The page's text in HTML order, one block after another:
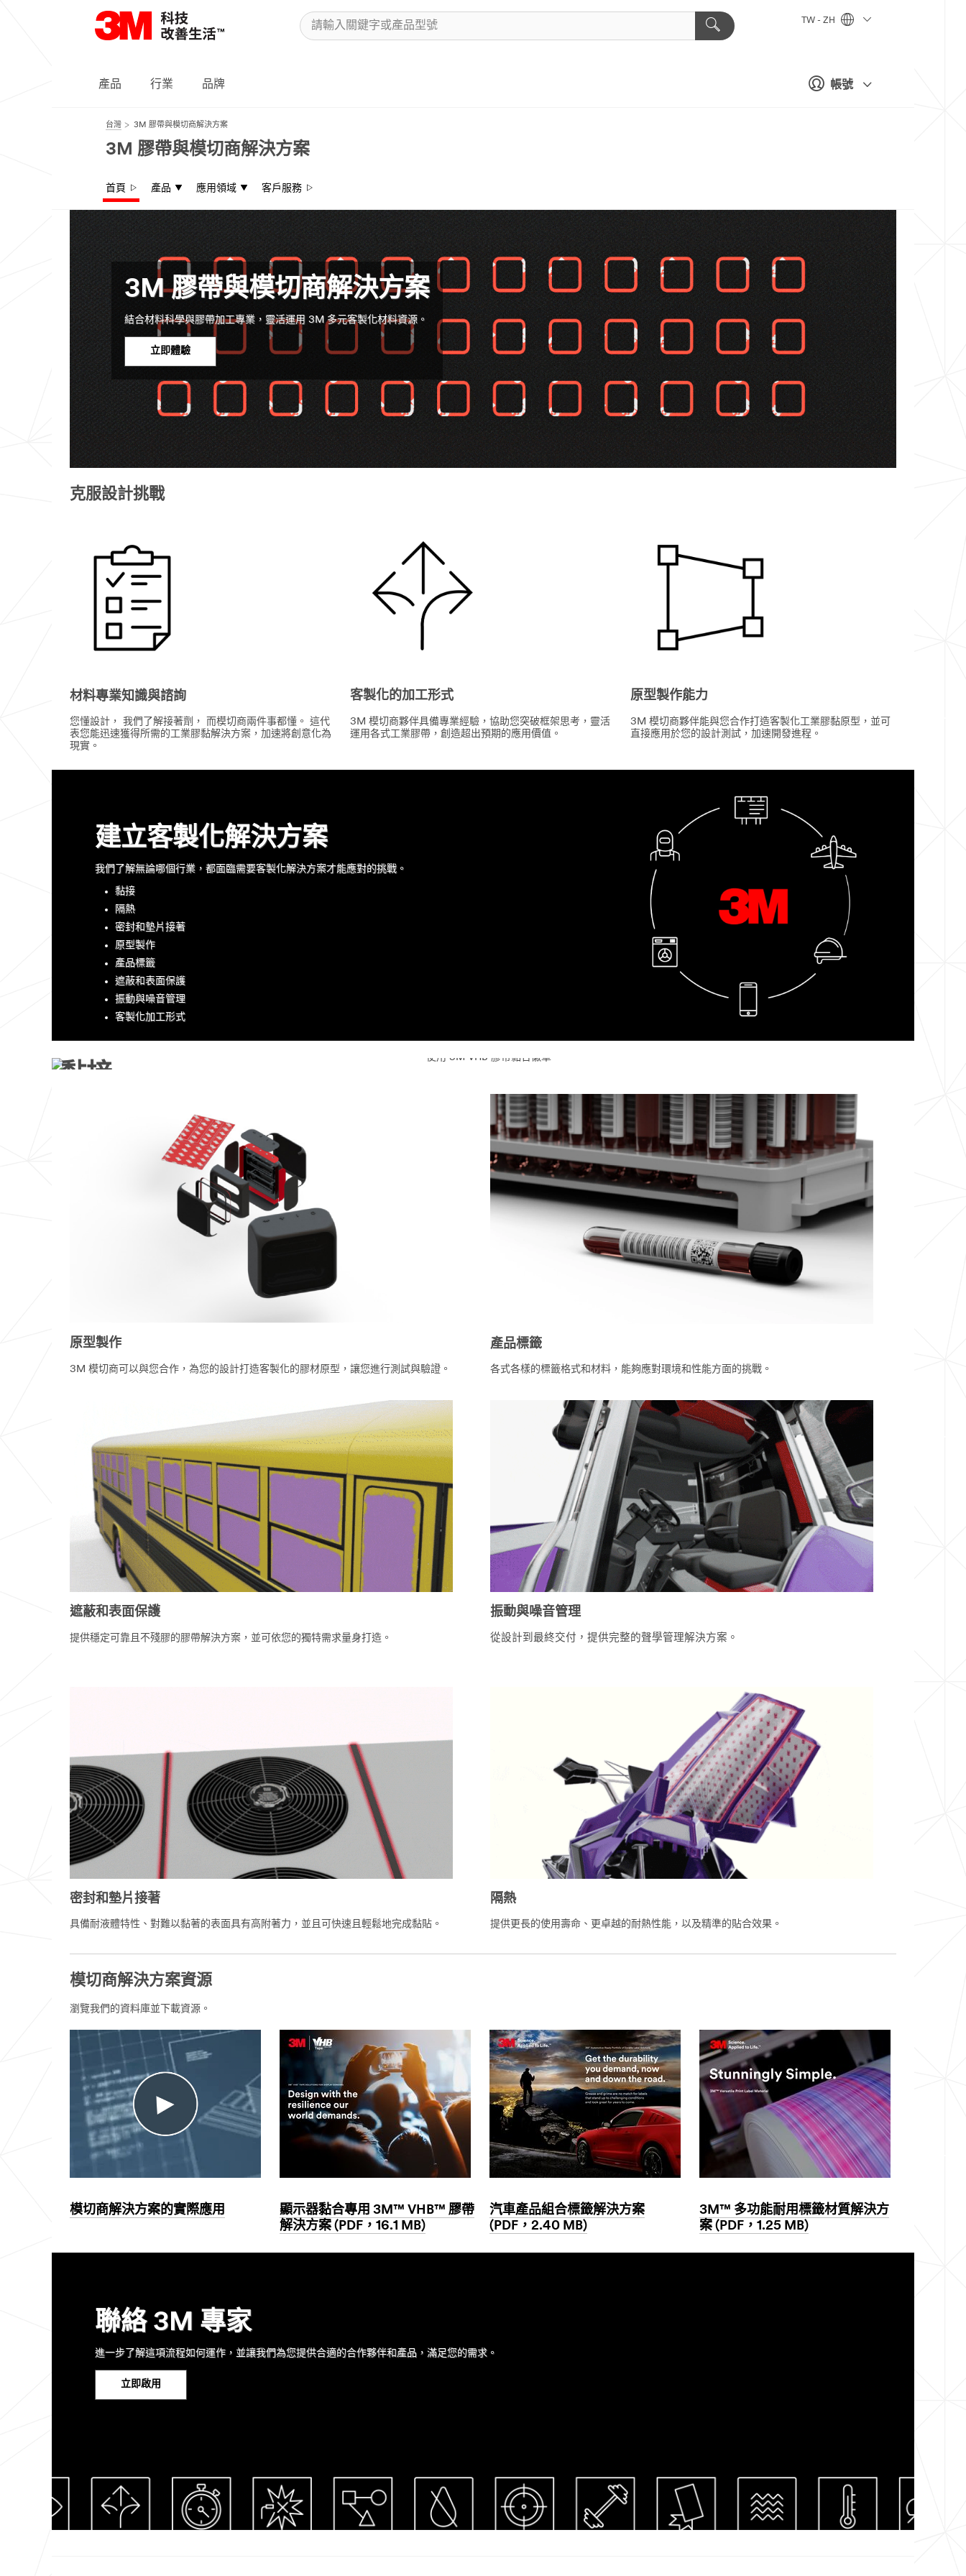
帳號
TW - ZH
產品 行業 品牌
台灣 3M 膠帶與模切商解決方案
3M 膠帶與模切商解決方案
首頁 產品 應用領域 客戶服務
3M 膠帶與模切商解決方案
結合材料科學與膠帶加工專業，靈活運用 3M 多元客製化材料資源。
立即體驗
克服設計挑戰
材料專業知識與諮詢
您懂設計， 我們了解接著劑， 而模切商兩件事都懂。 這代
表您能迅速獲得所需的工業膠黏解決方案，加速將創意化為
現實。
客製化的加工形式
3M 模切商夥伴具備專業經驗，協助您突破框架思考，靈活
運用各式工業膠帶，創造超出預期的應用價值。
原型製作能力
3M 模切商夥伴能與您合作打造客製化工業膠黏原型，並可
直接應用於您的設計測試，加速開發進程。
建立客製化解決方案
我們了解無論哪個行業，都面臨需要客製化解決方案才能應對的挑戰。
黏接
隔熱
密封和墊片接著
原型製作
產品標籤
遮蔽和表面保護
振動與噪音管理
客製化加工形式
黏接
原型製作
3M 模切商可以與您合作，為您的設計打造客製化的膠材原型，讓您進行測試與驗證。
產品標籤
各式各樣的標籤格式和材料，能夠應對環境和性能方面的挑戰。
遮蔽和表面保護
提供穩定可靠且不殘膠的膠帶解決方案，並可依您的獨特需求量身打造。
振動與噪音管理
從設計到最終交付，提供完整的聲學管理解決方案。
密封和墊片接著
具備耐液體特性、對難以黏著的表面具有高附著力，並且可快速且輕鬆地完成黏貼。
隔熱
提供更長的使用壽命、更卓越的耐熱性能，以及精準的貼合效果。
模切商解決方案資源
瀏覽我們的資料庫並下載資源。
模切商解決方案的實際應用
1901
顯示器黏合專用 3M™ VHB™ 膠帶
解決方案 (PDF，16.1 MB)
汽車產品組合標籤解決方案
(PDF，2.40 MB)
3M™ 多功能耐用標籤材質解決方
案 (PDF，1.25 MB)
聯絡 3M 專家
進一步了解這項流程如何運作，並讓我們為您提供合適的合作夥伴和產品，滿足您的需求。
立即啟用